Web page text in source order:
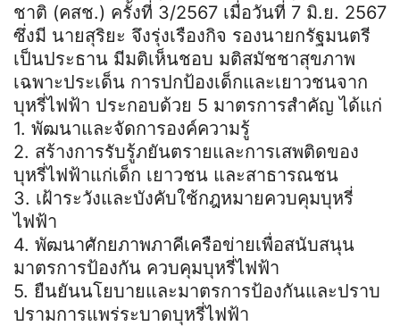
ชาติ (คสช.) ครั้งที่ 3/2567 เมื่อวันที่ 7 มิ.ย. 2567
ซึ่งมี นายสุริยะ จึงรุ่งเรืองกิจ รองนายกรัฐมนตรี
เป็นประธาน มีมติเห็นชอบ มติสมัชชาสุขภาพ
เฉพาะประเด็น การปกป้องเด็กและเยาวชนจาก
บุหรี่ไฟฟ้า ประกอบด้วย 5 มาตรการสำคัญ ได้แก่
1. พัฒนาและจัดการองค์ความรู้
2. สร้างการรับรู้ภยันตรายและการเสพติดของ
บุหรี่ไฟฟ้าแก่เด็ก เยาวชน และสาธารณชน
3. เฝ้าระวังและบังคับใช้กฎหมายควบคุมบุหรี่
ไฟฟ้า
4. พัฒนาศักยภาพภาคีเครือข่ายเพื่อสนับสนุน
มาตรการป้องกัน ควบคุมบุหรี่ไฟฟ้า
5. ยืนยันนโยบายและมาตรการป้องกันและปราบ
ปรามการแพร่ระบาดบุหรี่ไฟฟ้า